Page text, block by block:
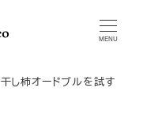
MENU
干し柿オードブルを試す